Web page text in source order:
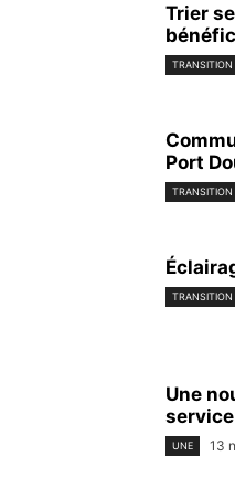
Trier
TRANSITION
Port
TRANSITION
TRANSITION
Une
UNE 13